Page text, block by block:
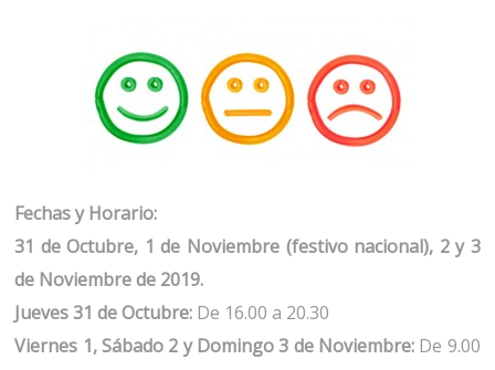
Fechas y Horario:
31 de Octubre, 1 de Noviembre (festivo nacional), 2 y 3
de Noviembre de 2019.
Jueves 31 de Octubre: De 16.00 a 20.30
Viernes 1, Sábado 2 y Domingo 3 de Noviembre: De 9.00